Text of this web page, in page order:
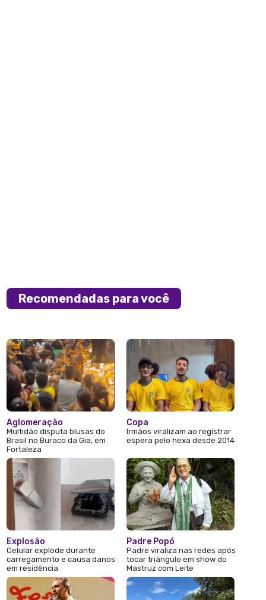
Recomendadas para você
Aglomeração
Multidão disputa blusas do
Brasil no Buraco da Gia, em
Fortaleza
Explosão
Celular explode durante
carregamento e causa danos
em residência
Copa
Irmãos viralizam ao registrar
espera pelo hexa desde 2014
Padre Popó
Padre viraliza nas redes após
tocar triângulo em show do
Mastruz com Leite